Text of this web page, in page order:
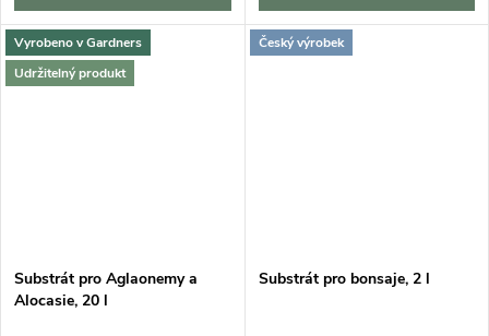
Vyrobeno v Gardners
Udržitelný produkt
Substrát pro Aglaonemy a
Alocasie, 20 l
Český výrobek
Substrát pro bonsaje, 2 l